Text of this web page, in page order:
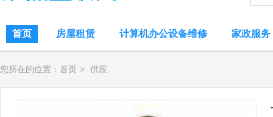
首页 房屋租赁 计算机办公设备维修 家政服务
您所在的位置： 首页 > 供应